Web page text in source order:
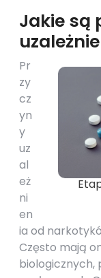
Jakie są
Pr
zy
cz
yn
y
uz
al
eż
ni
en
ia od
Często mają
biologicznych,